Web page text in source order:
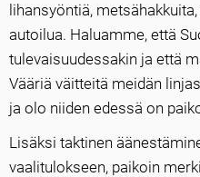
lihansyöntiä,
autoilua. Haluamme, että
tulevaisuudessakin ja että
Vääriä väitteitä meidän
ja olo niiden edessä on
Lisäksi taktinen
vaalitulokseen, paikoin